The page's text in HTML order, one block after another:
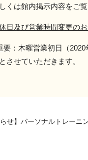
くは館内掲示内容をご
日及び営業時間変更の
要：木曜営業初日（
させていただきます。
らせ】パーソナルトレー